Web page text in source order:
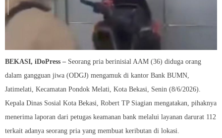
BEKASI, iDoPress – Seorang pria berinisial AAM (36) diduga orang
dalam gangguan jiwa (ODGJ) mengamuk di kantor Bank BUMN,
Jatimelati, Kecamatan Pondok Melati, Kota Bekasi, Senin (8/6/2026).
Kepala Dinas Sosial Kota Bekasi, Robert TP Siagian mengatakan, pihaknya
menerima laporan dari petugas keamanan bank melalui layanan darurat 112
terkait adanya seorang pria yang membuat keributan di lokasi.